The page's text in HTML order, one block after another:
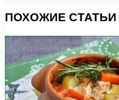
ПОХОЖИЕ СТАТЬИ